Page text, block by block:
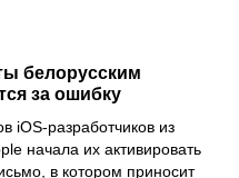
белорусским
за ошибку
iOS-разработчиков из
начала их активировать
в котором приносит